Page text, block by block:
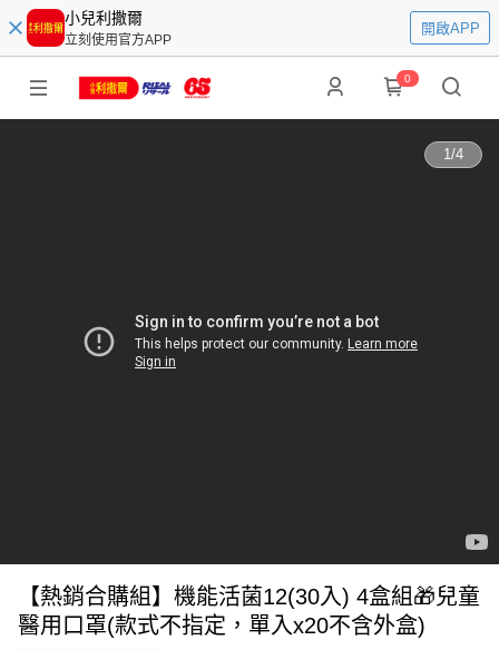
小兒利撒爾
立刻使用官方APP
開啟APP
0
1/4
【熱銷合購組】機能活菌12(30入) 4盒組🎁兒童
醫用口罩(款式不指定，單入x20不含外盒)